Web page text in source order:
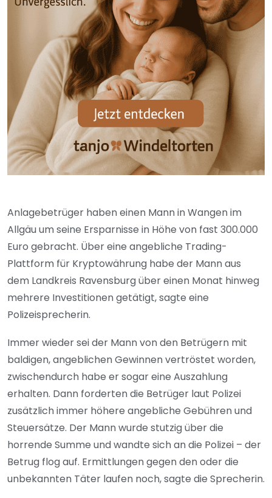
Anlagebetrüger haben einen Mann in Wangen im
Allgäu um seine Ersparnisse in Höhe von fast 300.000
Euro gebracht. Über eine angebliche Trading-
Plattform für Kryptowährung habe der Mann aus
dem Landkreis Ravensburg über einen Monat hinweg
mehrere Investitionen getätigt, sagte eine
Polizeisprecherin.
Immer wieder sei der Mann von den Betrügern mit
baldigen, angeblichen Gewinnen vertröstet worden,
zwischendurch habe er sogar eine Auszahlung
erhalten. Dann forderten die Betrüger laut Polizei
zusätzlich immer höhere angebliche Gebühren und
Steuersätze. Der Mann wurde stutzig über die
horrende Summe und wandte sich an die Polizei – der
Betrug flog auf. Ermittlungen gegen den oder die
unbekannten Täter laufen noch, sagte die Sprecherin.